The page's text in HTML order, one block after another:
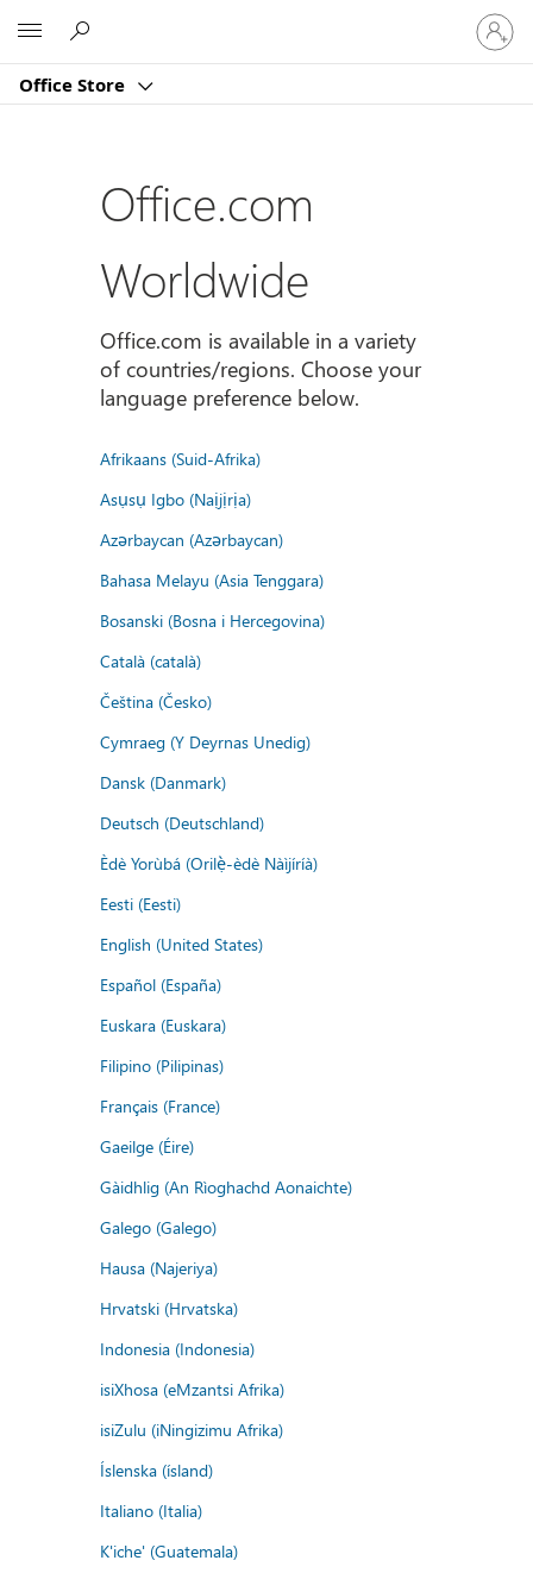
Office Store
Sign
in
to
account
Office.com
Worldwide
Office.com is available in a variety
of countries/regions. Choose your
language preference below.
Afrikaans (Suid-Afrika)
Asụsụ Igbo (Naịjịrịa)
Azərbaycan (Azərbaycan)
Bahasa Melayu (Asia Tenggara)
Bosanski (Bosna i Hercegovina)
Català (català)
Čeština (Česko)
Cymraeg (Y Deyrnas Unedig)
Dansk (Danmark)
Deutsch (Deutschland)
Èdè Yorùbá (Orilẹ̀-èdè Nàìjíríà)
Eesti (Eesti)
English (United States)
Español (España)
Euskara (Euskara)
Filipino (Pilipinas)
Français (France)
Gaeilge (Éire)
Gàidhlig (An Rìoghachd Aonaichte)
Galego (Galego)
Hausa (Najeriya)
Hrvatski (Hrvatska)
Indonesia (Indonesia)
isiXhosa (eMzantsi Afrika)
isiZulu (iNingizimu Afrika)
Íslenska (ísland)
Italiano (Italia)
K'iche' (Guatemala)